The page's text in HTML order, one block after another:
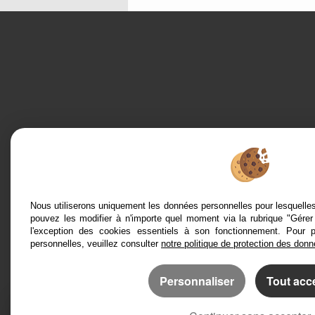
Accès Propriétaire
Afin de vous offrir un confort de lecture permanent, depuis
smartphone, notre site s’adapte automatiquement aux
Nous utiliserons uniquement les données personnelles pour
pouvez les modifier à n'importe quel moment via la rubrique
l'exception des cookies essentiels à son fonctionnement. Pour
personnelles, veuillez consulter notre politique de protection des
Personnaliser Tout